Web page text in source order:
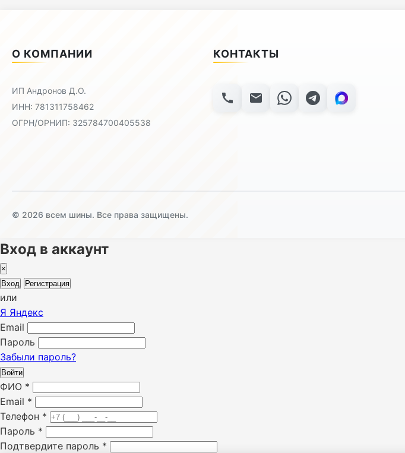
О КОМПАНИИ
ИП Андронов Д.О.
ИНН: 781311758462
ОГРН/ОРНИП: 325784700405538
КОНТАКТЫ
© 2026 всем шины. Все права защищены.
Вход в аккаунт
×
Вход
Регистрация
или
Я Яндекс
Email
Пароль
Забыли пароль?
Войти
ФИО *
Email *
Телефон *
Пароль *
Подтвердите пароль *